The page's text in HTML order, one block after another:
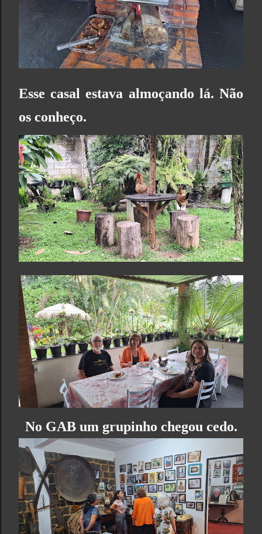
Esse casal estava almoçando lá. Não
os conheço.
No GAB um grupinho chegou cedo.